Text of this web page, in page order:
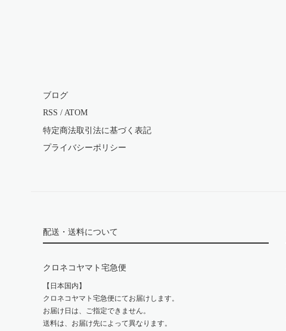
ブログ
RSS / ATOM
特定商法取引法に基づく表記
プライバシーポリシー
配送・送料について
クロネコヤマト宅急便
【日本国内】
クロネコヤマト宅急便にてお届けします。
お届け日は、ご指定できません。
送料は、お届け先によって異なります。